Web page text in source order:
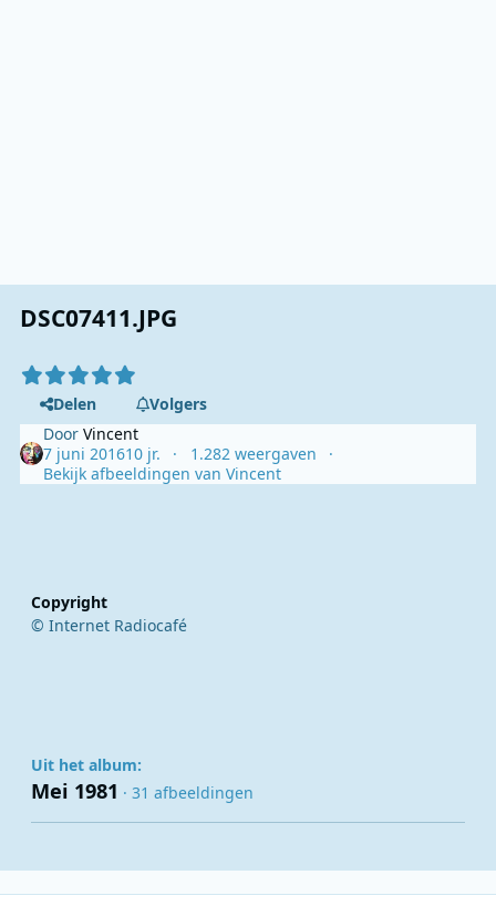
DSC07411.JPG
Delen
Volgers
DoorVincent
7 juni 201610 jr.
1.282 weergaven
Bekijk afbeeldingen van Vincent
Copyright
© Internet Radiocafé
Uit het album:
Mei 1981 · 31 afbeeldingen